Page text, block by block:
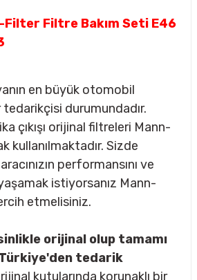
Filter Filtre Bakım Seti E46
en büyük otomobil
durumundadır.
çıkışı orijinal filtreleri Mann-
kullanılmaktadır. Sizde
performansını ve
istiyorsanız Mann-
etmelisiniz.
orijinal olup tamamı
Türkiye'den tedarik
kutularında korunaklı bir